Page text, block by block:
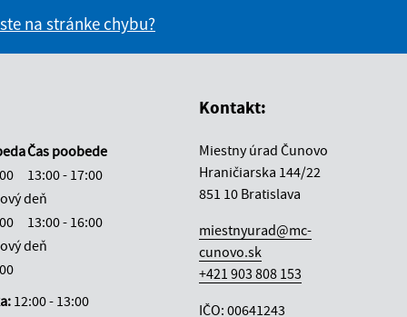
na stránke chybu?
Čas poobede
13:00 - 17:00
deň
13:00 - 16:00
deň
12:00 - 13:00
Kontakt:
Miestny úrad Čunovo
Hraničiarska 144/22
851 10 Bratislava
miestnyurad@mc-
cunovo.sk
+421 903 808 153
IČO: 00641243